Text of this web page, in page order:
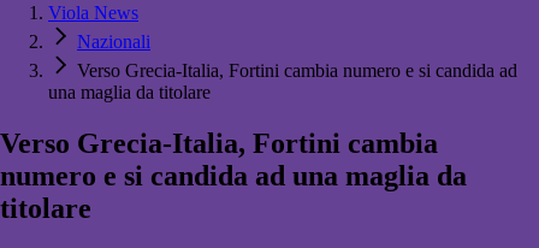
Viola News
Nazionali
Verso Grecia-Italia, Fortini cambia numero e si candida ad
una maglia da titolare
Verso Grecia-Italia, Fortini cambia
numero e si candida ad una maglia da
titolare